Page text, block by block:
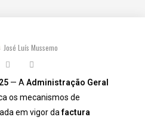
José Luís Mussemo
— A Administração Geral
os mecanismos de
em vigor dafactura